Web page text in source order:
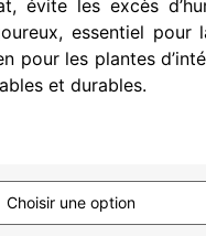
évite les excès
essentiel pour
pour les plantes
et durables.